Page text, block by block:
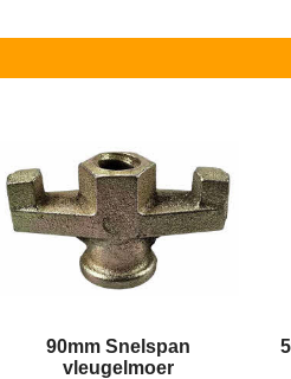
90mm Snelspan
vleugelmoer